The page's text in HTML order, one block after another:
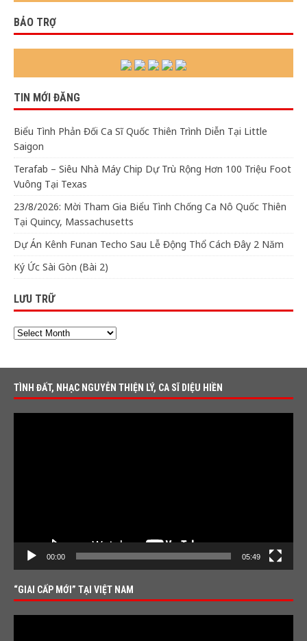
BẢO TRỢ
TIN MỚI ĐĂNG
Biểu Tình Phản Đối Ca Sĩ Quốc Thiên Trình Diễn Tại Little
Saigon
Terafab – Siêu Nhà Máy Chip Dự Trù Rộng Hơn 100 Triệu Foot
Vuông Tại Texas
23/8/2026: Mời Tham Gia Biểu Tình Chống Ca Nô Quốc Thiên
Tại Quincy, Massachusetts
Dự Án Kênh Funan Techo Sau Lễ Động Thổ Cách Đây 2 Năm
Ký Ức Sài Gòn (Bài 2)
LƯU TRỮ
TÌNH ĐẤT, NHẠC NGUYỄN THIỆN LÝ, CA SĨ DIỆU HIỀN
00:00 05:49
“GIAI CẤP MỚI” TẠI VIỆT NAM